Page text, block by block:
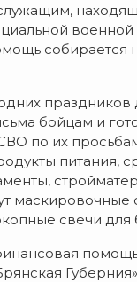
военной
собирается
праздников
бойцам и
по их
питания,
маскировочные
свечи для